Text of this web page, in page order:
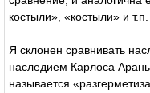
костыли», «костыли» и т.п.
Я склонен сравнивать
наследием Карлоса
называется